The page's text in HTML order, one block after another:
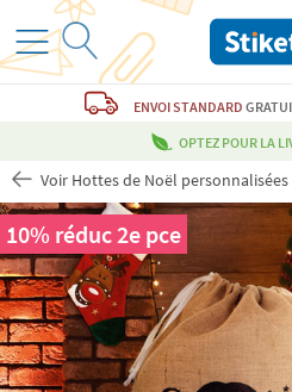
ENVOI STANDARD
OPTEZ POUR LA
Voir Hottes de Noël personnalisées
10% réduc 2e pce